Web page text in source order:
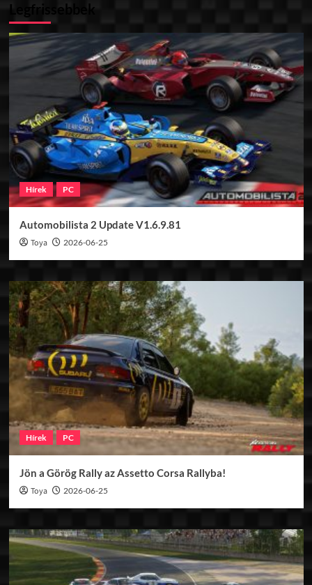
Legfrissebbek
Hírek PC
Automobilista 2 Update V1.6.9.81
Toya 2026-06-25
Hírek PC
Jön a Görög Rally az Assetto Corsa Rallyba!
Toya 2026-06-25